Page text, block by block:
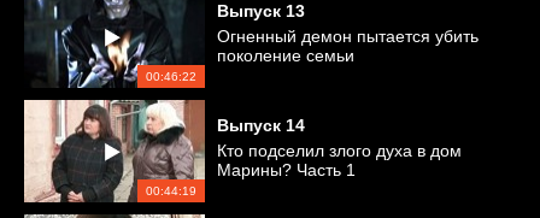
00:46:22
Выпуск 13
Огненный демон пытается убить
поколение семьи
00:44:19
Выпуск 14
Кто подселил злого духа в дом
Марины? Часть 1